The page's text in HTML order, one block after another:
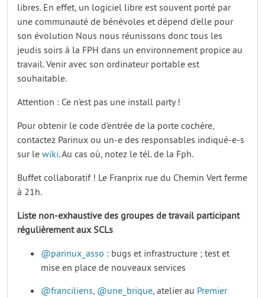
libres. En effet, un logiciel libre est souvent porté par
une communauté de bénévoles et dépend d’elle pour
son évolution Nous nous réunissons donc tous les
jeudis soirs à la FPH dans un environnement propice au
travail. Venir avec son ordinateur portable est
souhaitable.
Attention : Ce n’est pas une install party !
Pour obtenir le code d’entrée de la porte cochère,
contactez Parinux ou un-e des responsables indiqué-e-s
sur le wiki. Au cas où, notez le tél. de la Fph.
Buffet collaboratif ! Le Franprix rue du Chemin Vert ferme
à 21h.
Liste non-exhaustive des groupes de travail participant
régulièrement aux SCLs
@parinux_asso : bugs et infrastructure ; test et
mise en place de nouveaux services
@franciliens, @une_brique, atelier au Premier